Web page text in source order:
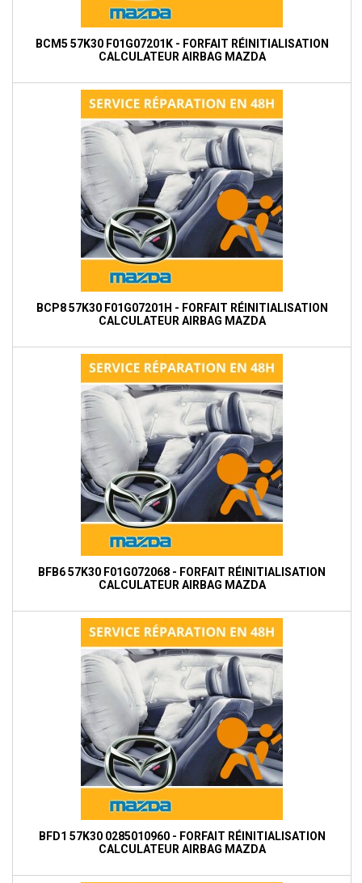
BCM5 57K30 F01G07201K - FORFAIT RÉINITIALISATION
CALCULATEUR AIRBAG MAZDA
BCP8 57K30 F01G07201H - FORFAIT RÉINITIALISATION
CALCULATEUR AIRBAG MAZDA
BFB6 57K30 F01G072068 - FORFAIT RÉINITIALISATION
CALCULATEUR AIRBAG MAZDA
BFD1 57K30 0285010960 - FORFAIT RÉINITIALISATION
CALCULATEUR AIRBAG MAZDA